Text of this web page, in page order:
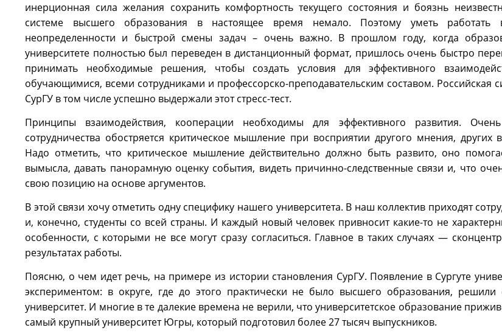
инерционная сила желания сохранить комфортность текущего состояния и боязнь
системе высшего образования в настоящее время немало. Поэтому уметь работать
неопределенности и быстрой смены задач – очень важно. В прошлом году, когда
университете полностью был переведен в дистанционный формат, пришлось очень быстро
принимать необходимые решения, чтобы создать условия для эффективного
обучающимися, всеми сотрудниками и профессорско-преподавательским составом. Российская
СурГУ в том числе успешно выдержали этот стресс-тест.
Принципы взаимодействия, кооперации необходимы для эффективного развития.
сотрудничества обостряется критическое мышление при восприятии другого мнения, других
Надо отметить, что критическое мышление действительно должно быть развито, оно
вымысла, давать панорамную оценку события, видеть причинно-следственные связи и, что
свою позицию на основе аргументов.
В этой связи хочу отметить одну специфику нашего университета. В наш коллектив приходят
и, конечно, студенты со всей страны. И каждый новый человек привносит какие-то не
особенности, с которыми не все могут сразу согласиться. Главное в таких случаях —
результатах работы.
Поясню, о чем идет речь, на примере из истории становления СурГУ. Появление в Сургуте
экспериментом: в округе, где до этого практически не было высшего образования, решили
университет. И многие в те далекие времена не верили, что университетское образование
самый крупный университет Югры, который подготовил более 27 тысяч выпускников.